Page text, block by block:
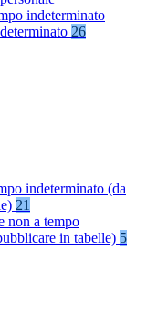
indeterminato
26
indeterminato (da
21
non a tempo
in tabelle) 5